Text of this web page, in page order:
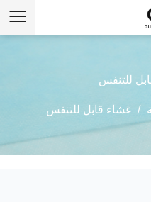
للتنفس
/ غشاء قابل للتنفس